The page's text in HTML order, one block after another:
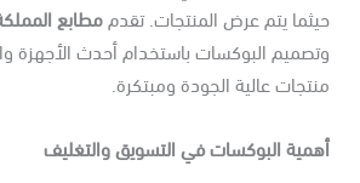
يتم عرض المنتجات. تقدممطابع المملكة
البوكسات باستخدام أحدث الأجهزة
عالية الجودة ومبتكرة.
البوكسات في التسويق والتغليف